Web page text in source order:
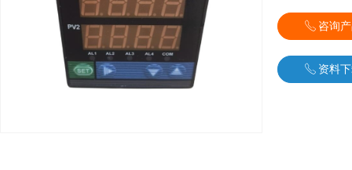
ꂅ 咨询
ꂅ 资料